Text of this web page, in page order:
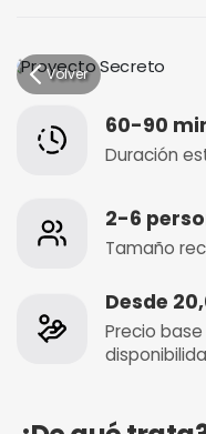
Volver
60-90
Duración
2-6
Tamaño
Desde
Precio